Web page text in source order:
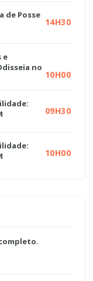
de Posse
14H30
e
no
10H00
09H30
10H00